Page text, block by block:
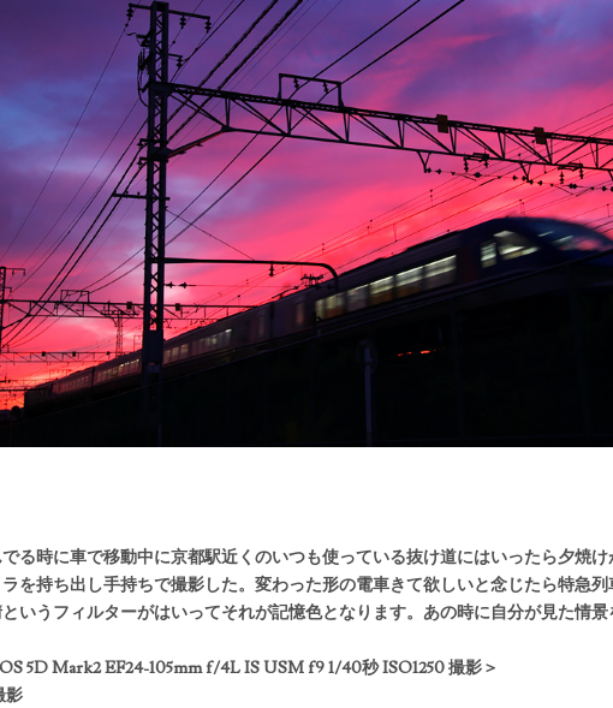
る時に車で移動中に京都駅近くのいつも使っている抜け道にはいったら夕焼
を持ち出し手持ちで撮影した。変わった形の電車きて欲しいと念じたら特急
いうフィルターがはいってそれが記憶色となります。あの時に自分が見た情
5D Mark2 EF24-105mm f/4L IS USM f9 1/40秒 ISO1250 撮影＞
影